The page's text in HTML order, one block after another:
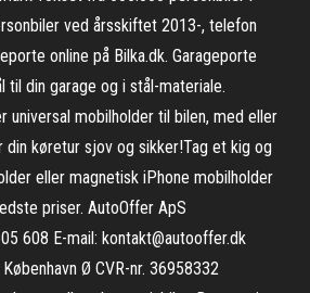
ved årsskiftet 2013-, telefon
online på Bilka.dk. Garageporte
til din garage og i stål-materiale.
universal mobilholder til bilen, med eller
din køretur sjov og sikker!Tag et kig og
eller magnetisk iPhone mobilholder
priser. AutoOffer ApS
608 E-mail: kontakt@autooffer.dk
Ø CVR-nr. 36958332